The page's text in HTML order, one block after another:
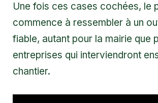
Une fois ces cases cochées, le
commence à ressembler à un
fiable, autant pour la mairie que
entreprises qui interviendront
chantier.